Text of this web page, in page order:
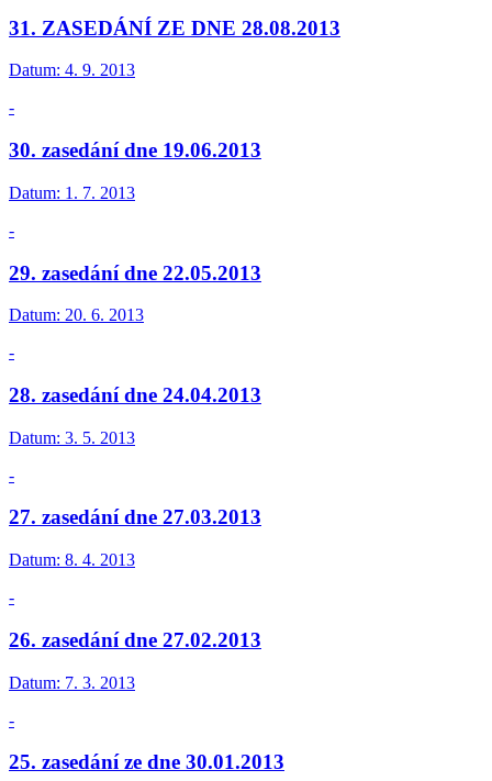
31. ZASEDÁNÍ ZE DNE 28.08.2013
Datum: 4. 9. 2013
-
30. zasedání dne 19.06.2013
Datum: 1. 7. 2013
-
29. zasedání dne 22.05.2013
Datum: 20. 6. 2013
-
28. zasedání dne 24.04.2013
Datum: 3. 5. 2013
-
27. zasedání dne 27.03.2013
Datum: 8. 4. 2013
-
26. zasedání dne 27.02.2013
Datum: 7. 3. 2013
-
25. zasedání ze dne 30.01.2013